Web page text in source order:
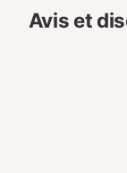
Avis et